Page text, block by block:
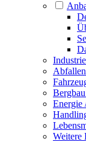
Energie
Weitere